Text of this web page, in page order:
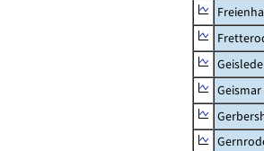
Geismar